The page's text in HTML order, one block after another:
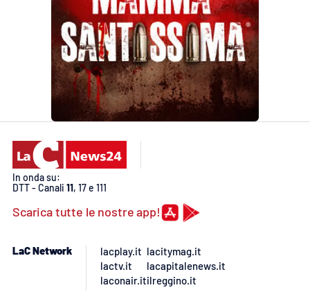
In onda su:
DTT - Canali 11, 17 e 111
Scarica tutte le nostre app!
LaC Network
lacplay.it
lactv.it
laconair.it
lacitymag.it
lacapitalenews.it
ilreggino.it